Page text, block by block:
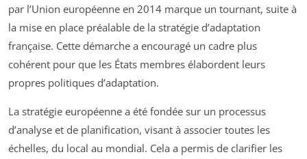
par l’Union européenne en 2014 marque un tournant, suite à
la mise en place préalable de la stratégie d’adaptation
française. Cette démarche a encouragé un cadre plus
cohérent pour que les États membres élabordent leurs
propres politiques d’adaptation.
La stratégie européenne a été fondée sur un processus
d’analyse et de planification, visant à associer toutes les
échelles, du local au mondial. Cela a permis de clarifier les